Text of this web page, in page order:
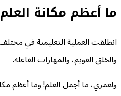
ما أعظم مكانة
انطلقت العملية التعليمية في مختلف
والخلق القويم، والمهارات الفاعلة.